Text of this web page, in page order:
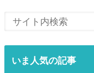
いま人気の記事